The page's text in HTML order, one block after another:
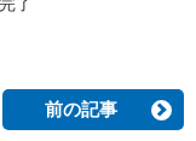
前の記事